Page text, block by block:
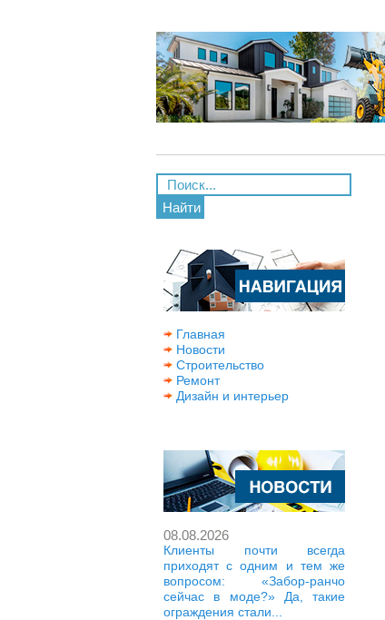
Найти
Главная
Новости
Строительство
Ремонт
Дизайн и интерьер
08.08.2026
Клиенты почти всегда
приходят с одним и тем же
вопросом: «Забор-ранчо
сейчас в моде?» Да, такие
ограждения стали...